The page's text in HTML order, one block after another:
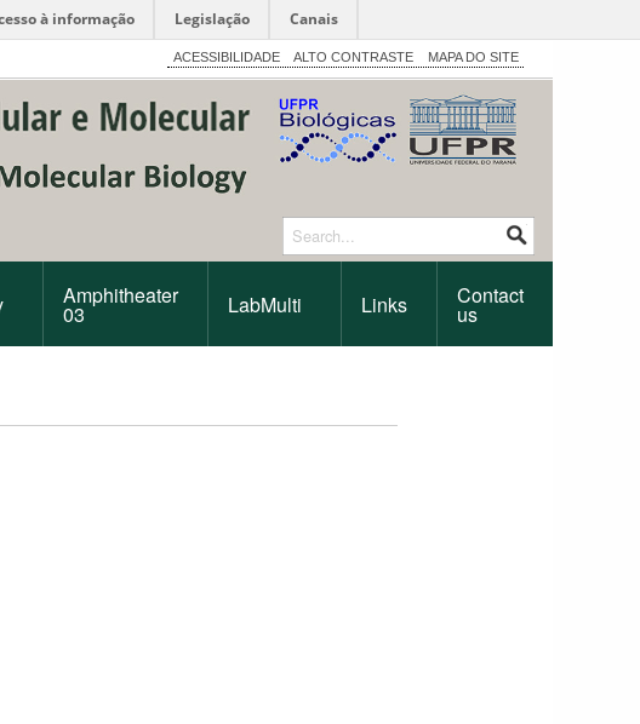
à informação Legislação Canais
ACESSIBILIDADE ALTO CONTRASTE MAPA DO SITE
Amphitheater
03 LabMulti Links Contact
us